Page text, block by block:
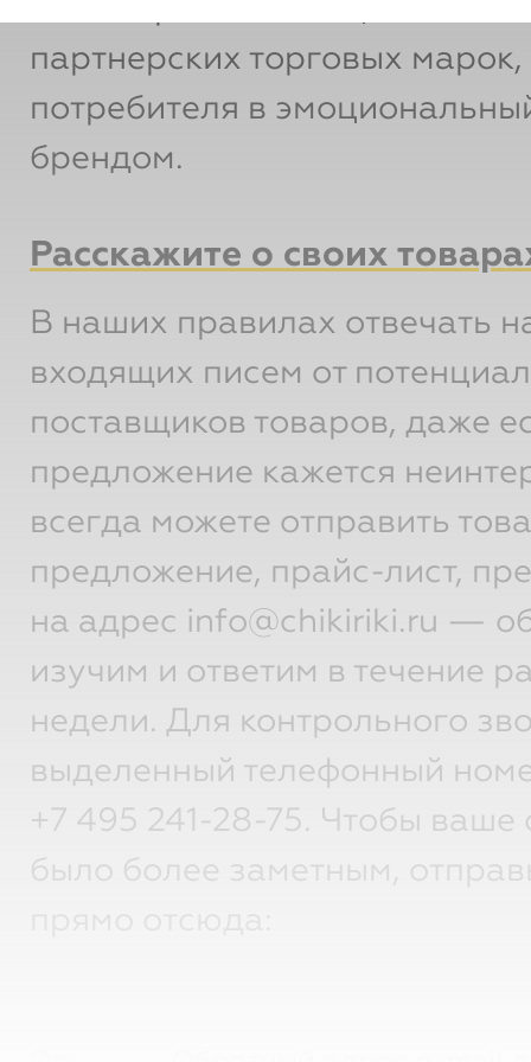
партнерских торговых
потребителя в
брендом.
Расскажите о своих
В наших правилах отвечать
входящих писем от
поставщиков товаров, даже
предложение кажется
всегда можете отправить
предложение, прайс-лист,
на адрес info@chikiriki.ru —
изучим и ответим в течение
недели. Для контрольного
выделенный телефонный
+7 495 241-28-75. Чтобы ваше
было более заметным,